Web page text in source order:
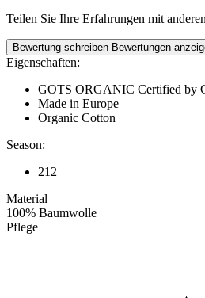
Teilen Sie Ihre Erfahrungen mit
Bewertung schreiben Bewertungen
Eigenschaften:
GOTS ORGANIC Certified by
Made in Europe
Organic Cotton
Season:
212
Material
100% Baumwolle
Pflege